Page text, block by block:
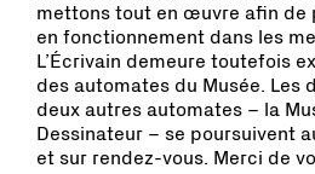
mettons tout en œuvre afin de
en fonctionnement dans les
L’Écrivain demeure toutefois
des automates du Musée. Les
deux autres automates – la
Dessinateur – se poursuivent
et sur rendez-vous. Merci de